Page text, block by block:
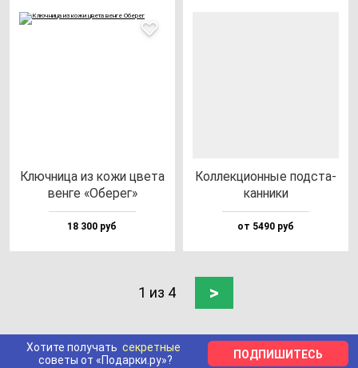
Ключ­ни­ца из ко­жи цве­та
вен­ге «Обе­рег»
18 300 руб
Кол­лек­ци­он­ные под­ста­
кан­ни­ки
от 5490 руб
1 из 4 >
Хотите получать секретные
советы от «Подарки.ру»?
ПОДПИШИТЕСЬ